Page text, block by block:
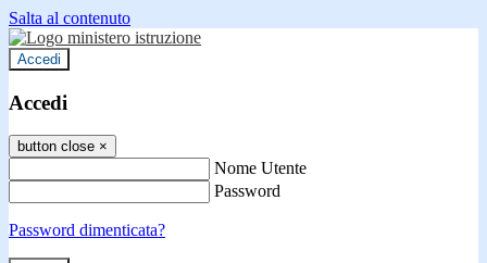
Salta al contenuto
Accedi
Accedi
button close ×
Nome Utente
Password
Password dimenticata?